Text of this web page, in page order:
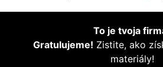
To je tvoja
Gratulujeme! Zistite, ako
materiály!